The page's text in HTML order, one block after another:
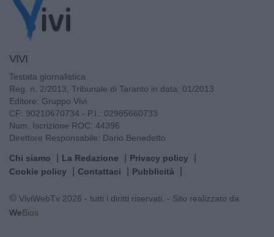
VIVI
Testata giornalistica
Reg. n. 2/2013, Tribunale di Taranto in data: 01/2013
Editore: Gruppo Vivi
CF: 90210670734 - P.I.: 02985660733
Num. Iscrizione ROC: 44396
Direttore Responsabile: Dario Benedetto
Chi siamo La Redazione
Privacy policy
Cookie policy
Contattaci Pubblicità
© ViviWebTv 2026 - tutti i diritti riservati. - Sito realizzato da
WeBios